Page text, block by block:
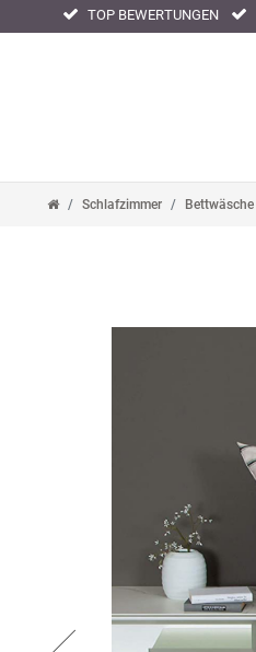
TOP BEWERTUNGEN
Schlafzimmer Bettwäsche